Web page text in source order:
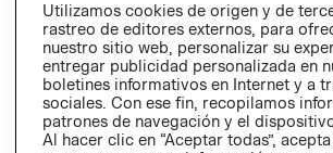
RELACIÓN CON
INVERSIONISTAS
POLÍTICA
EMPRESARIAL
Utilizamos cookies de origen y de
rastreo de editores externos, para
nuestro sitio web, personalizar su
entregar publicidad personalizada en
boletines informativos en Internet y a
sociales. Con ese fin, recopilamos
patrones de navegación y el
Al hacer clic en “Aceptar todas”,